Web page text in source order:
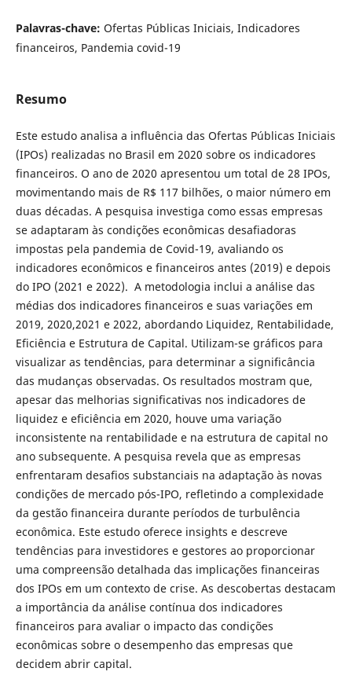
Palavras-chave: Ofertas Públicas Iniciais, Indicadores
financeiros, Pandemia covid-19
Resumo
Este estudo analisa a influência das Ofertas Públicas Iniciais
(IPOs) realizadas no Brasil em 2020 sobre os indicadores
financeiros. O ano de 2020 apresentou um total de 28 IPOs,
movimentando mais de R$ 117 bilhões, o maior número em
duas décadas. A pesquisa investiga como essas empresas
se adaptaram às condições econômicas desafiadoras
impostas pela pandemia de Covid-19, avaliando os
indicadores econômicos e financeiros antes (2019) e depois
do IPO (2021 e 2022). A metodologia inclui a análise das
médias dos indicadores financeiros e suas variações em
2019, 2020,2021 e 2022, abordando Liquidez, Rentabilidade,
Eficiência e Estrutura de Capital. Utilizam-se gráficos para
visualizar as tendências, para determinar a significância
das mudanças observadas. Os resultados mostram que,
apesar das melhorias significativas nos indicadores de
liquidez e eficiência em 2020, houve uma variação
inconsistente na rentabilidade e na estrutura de capital no
ano subsequente. A pesquisa revela que as empresas
enfrentaram desafios substanciais na adaptação às novas
condições de mercado pós-IPO, refletindo a complexidade
da gestão financeira durante períodos de turbulência
econômica. Este estudo oferece insights e descreve
tendências para investidores e gestores ao proporcionar
uma compreensão detalhada das implicações financeiras
dos IPOs em um contexto de crise. As descobertas destacam
a importância da análise contínua dos indicadores
financeiros para avaliar o impacto das condições
econômicas sobre o desempenho das empresas que
decidem abrir capital.